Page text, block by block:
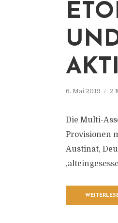
6. Mai 2019 2
Die Multi-
Provisionen
Austinat,